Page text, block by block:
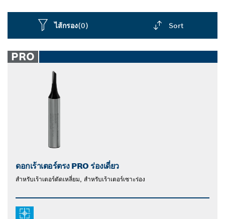
ออกแบบดอกเร้าเตอร์ของเราให้มีการป้องกันการดีดกลับด้วย
การลดความหนาของเศษไม้ มีก้านทรงกระบอกที่เข้ากันได้
เนื้ออ่อน และไม้สังเคราะห์ ลดกระบวนการทั้งหมดในการต่อ
ตัด เจาะ เซาะร่อง และลบคมไม้ด้วยดอกเร้าเตอร์ตรงของ
ไส้กรอง(0) Sort
closed
PRO
ดอกเร้าเตอร์ตรง PRO ร่องเดี่ยว
สําหรับเร้าเตอร์ตัดเหลี่ยม, สำหรับเร้าเตอร์เซาะร่อง